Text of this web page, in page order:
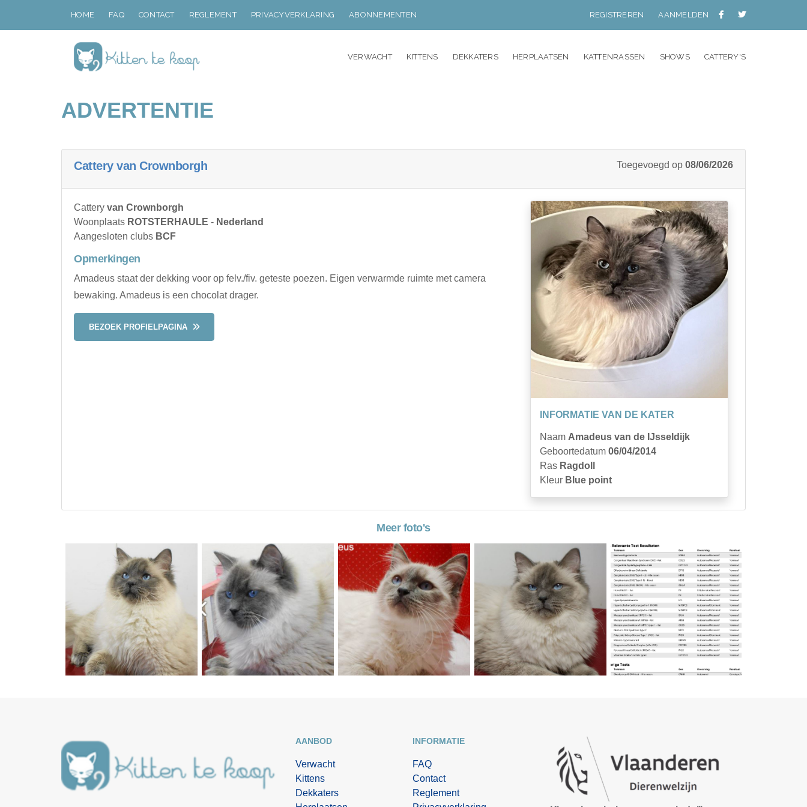
HOME FAQ CONTACT REGLEMENT PRIVACYVERKLARING ABONNEMENTEN REGISTREREN AANMELDEN
VERWACHT KITTENS DEKKATERS HERPLAATSEN KATTENRASSEN SHOWS CATTERY'S
ADVERTENTIE
Cattery van Crownborgh Toegevoegd op 08/06/2026
Cattery van Crownborgh
Woonplaats ROTSTERHAULE - Nederland
Aangesloten clubs BCF
Opmerkingen
Amadeus staat der dekking voor op felv./fiv. geteste poezen. Eigen verwarmde ruimte met camera
bewaking. Amadeus is een chocolat drager.
BEZOEK PROFIELPAGINA
INFORMATIE VAN DE KATER
Naam Amadeus van de IJsseldijk
Geboortedatum 06/04/2014
Ras Ragdoll
Kleur Blue point
Meer foto's
AANBOD
Verwacht
Kittens
Dekkaters
INFORMATIE
FAQ
Contact
Reglement